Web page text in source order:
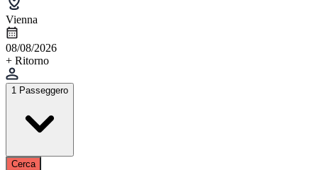
Vienna
08/08/2026
+ Ritorno
1 Passeggero
Cerca